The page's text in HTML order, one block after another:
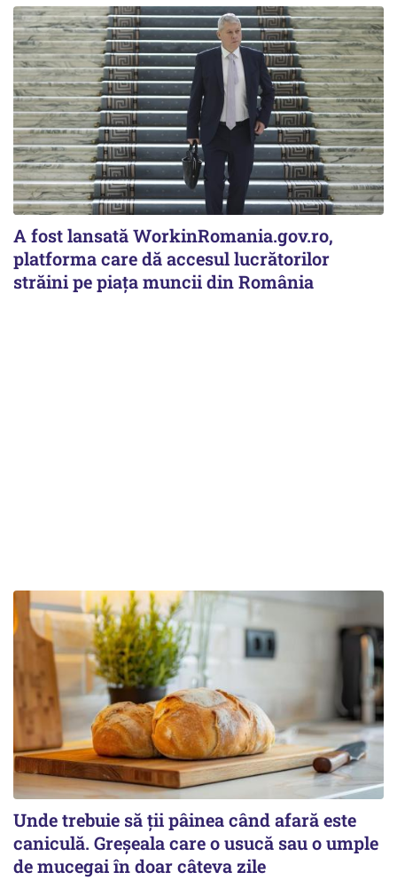
A fost lansată WorkinRomania.gov.ro,
platforma care dă accesul lucrătorilor
străini pe piața muncii din România
Unde trebuie să ții pâinea când afară este
caniculă. Greșeala care o usucă sau o umple
de mucegai în doar câteva zile